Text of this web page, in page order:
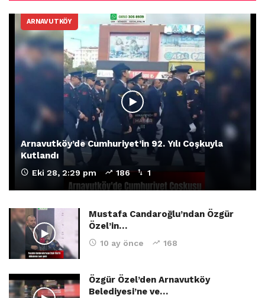
ARNAVUTKÖY
Arnavutköy’de Cumhuriyet’in 92. Yılı Coşkuyla
Kutlandı
Eki 28, 2:29 pm 186 1
Mustafa Candaroğlu’ndan Özgür
Özel’in…
10 ay önce 168
Özgür Özel’den Arnavutköy
Belediyesi’ne ve…